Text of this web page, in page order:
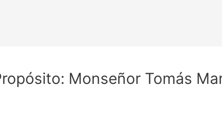
Monseñor Tomás